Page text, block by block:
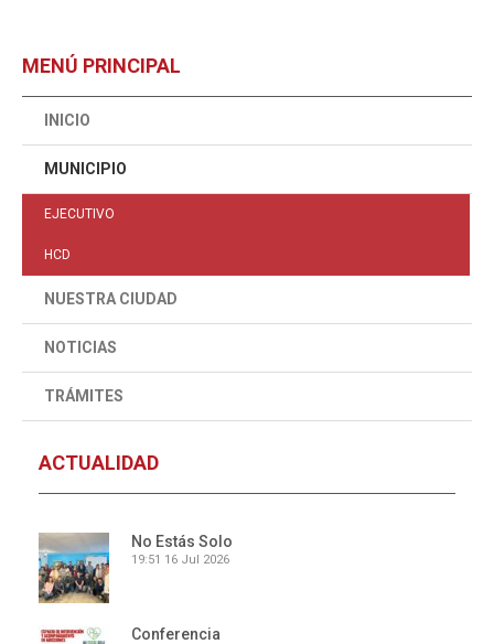
MENÚ PRINCIPAL
INICIO
MUNICIPIO
EJECUTIVO
HCD
NUESTRA CIUDAD
NOTICIAS
TRÁMITES
ACTUALIDAD
No Estás Solo
19:51 16 Jul 2026
Conferencia